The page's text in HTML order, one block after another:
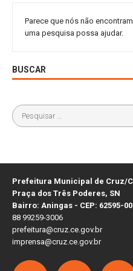
Parece que nós não
uma pesquisa possa ajudar.
BUSCAR
Prefeitura Municipal de Cruz/
Praça dos Três Poderes, SN
Bairro: Aningas - CEP: 62595-
88 99259-3006
prefeitura@cruz.ce.gov.br
imprensa@cruz.ce.gov.br